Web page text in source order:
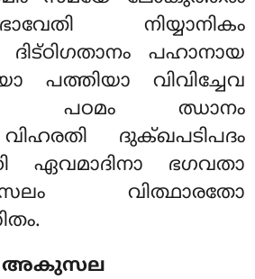
നിയ്യാനികം
പഹാനായ
പത്തിയാ വിവിച്ചേവ
പഠമം ഝാനം
ദുക്ഖപടിപദം
ഏവമാദിനാ ഭഗവതാ
വിത്ഥാരതോ
അകുസല